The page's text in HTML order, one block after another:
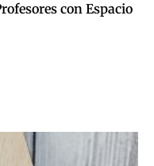
con Espacio